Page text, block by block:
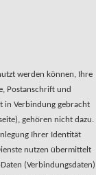
werden können, Ihre
Postanschrift und
in Verbindung gebracht
gehören nicht dazu.
Ihrer Identität
nutzen übermittelt
(Verbindungsdaten)